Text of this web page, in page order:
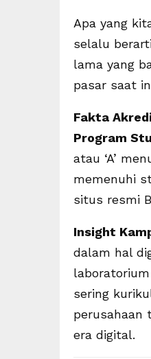
Apa yang
selalu
lama yang
pasar saat
Fakta
Program
atau ‘A’
memenuhi
situs resmi
Insight
dalam hal
sering
perusahaan
era digital.